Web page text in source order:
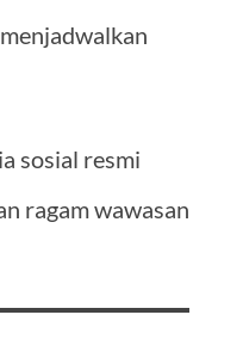
sosial resmi
ragam wawasan